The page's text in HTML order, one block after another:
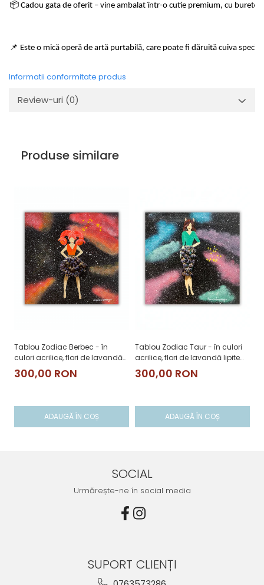
📦 Cadou gata de oferit – vine ambalat într-o cutie premium, cu burete
📌 Este o mică operă de artă purtabilă, care poate fi dăruită cuiva
Informatii conformitate produs
Review-uri (0)
Produse similare
Tablou Zodiac Berbec - în
culori acrilice, flori de lavandă
lipite manual
300,00 RON
ADAUGĂ ÎN COȘ
Tablou Zodiac Taur - în culori
acrilice, flori de lavandă lipite
manual
300,00 RON
ADAUGĂ ÎN COȘ
SOCIAL
Urmărește-ne în social media
SUPORT CLIENȚI